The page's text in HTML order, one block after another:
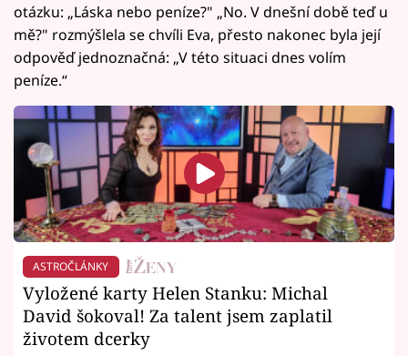
otázku: „Láska nebo peníze?" „No. V dnešní době teď u
mě?" rozmýšlela se chvíli Eva, přesto nakonec byla její
odpověď jednoznačná: „V této situaci dnes volím
peníze.“
ASTROČLÁNKY
Vyložené karty Helen Stanku: Michal
David šokoval! Za talent jsem zaplatil
životem dcerky